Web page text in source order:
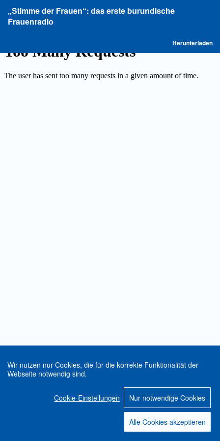
Wir nutzen nur Cookies, die für die korrekte Funktionalität der
Webseite notwendig sind.
Cookie-Einstellungen Nur notwendige Cookies
Alle Cookies akzeptieren
Artikeldetails
zurückkehren
„Stimme der Frauen“: das erste burundische
Frauenradio
Herunterladen